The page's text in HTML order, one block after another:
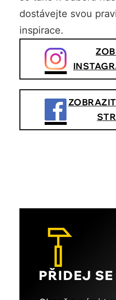
dostávejte svou
inspirace.
PŘIDEJ